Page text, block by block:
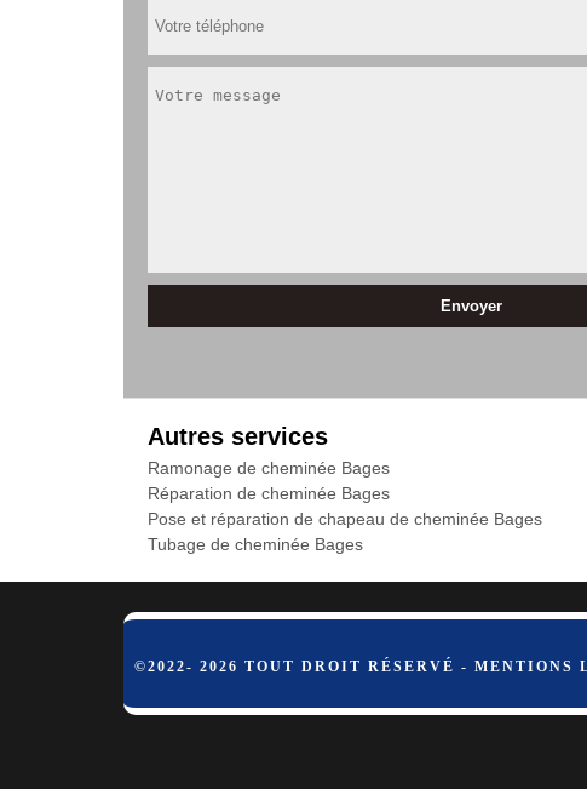
Autres services
Ramonage de cheminée Bages
Réparation de cheminée Bages
Pose et réparation de chapeau de cheminée Bages
Tubage de cheminée Bages
©2022- 2026 TOUT DROIT RÉSERVÉ -MENTIONS